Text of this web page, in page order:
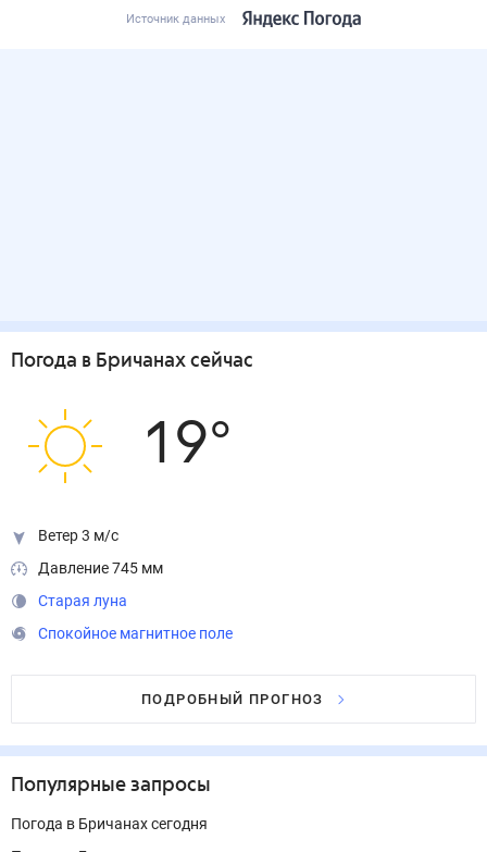
Источник данных
Погода в Бричанах сейчас
19°
Ветер 3 м/с
Давление 745 мм
Старая луна
Спокойное магнитное поле
ПОДРОБНЫЙ ПРОГНОЗ
Популярные запросы
Погода в Бричанах сегодня